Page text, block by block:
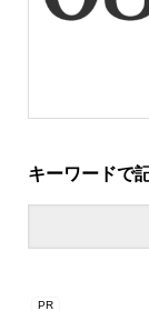
キーワードで